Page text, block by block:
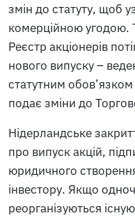
змін до статуту, щоб
комерційною угодою.
Реєстр акціонерів
нового випуску –
статутним обов’язком
подає зміни до
Нідерландське
про випуск акцій,
юридичного
інвестору. Якщо
реорганізуються